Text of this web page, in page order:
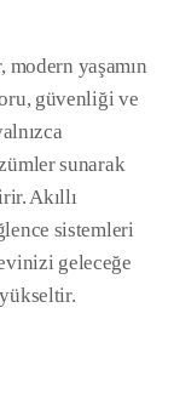
yaşamın
güvenliği ve
sunarak
Akıllı
sistemleri
geleceğe